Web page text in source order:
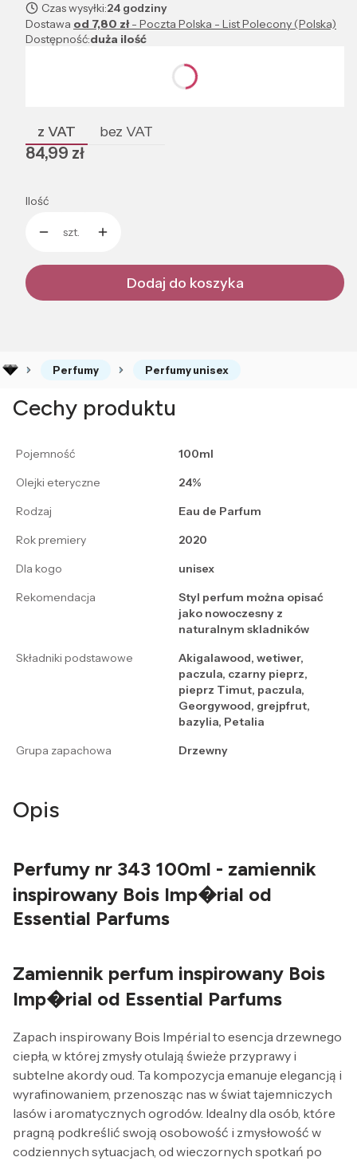
Czas wysyłki:24 godziny
Dostawa od 7,80 zł- Poczta Polska - List Polecony (Polska)
Dostępność:duża ilość
Poszczególne warianty mogą różnić się ceną
z VAT bez VAT
Cena
84,99 zł
Ilość
szt.
Dodaj do koszyka
Perfumy Perfumy unisex
Cechy produktu
Pojemność
100ml
Olejki eteryczne
24%
Rodzaj
Eau de Parfum
Rok premiery
2020
Dla kogo
unisex
Rekomendacja
Styl perfum można opisać
jako nowoczesny z
naturalnym skladników
Składniki podstawowe
Akigalawood, wetiwer,
paczula, czarny pieprz,
pieprz Timut, paczula,
Georgywood, grejpfrut,
bazylia, Petalia
Grupa zapachowa
Drzewny
Opis
Perfumy nr 343 100ml - zamiennik
inspirowany Bois Imp�rial od
Essential Parfums
Zamiennik perfum inspirowany Bois
Imp�rial od Essential Parfums
Zapach inspirowany Bois Impérial to esencja drzewnego
ciepła, w której zmysły otulają świeże przyprawy i
subtelne akordy oud. Ta kompozycja emanuje elegancją i
wyrafinowaniem, przenosząc nas w świat tajemniczych
lasów i aromatycznych ogrodów. Idealny dla osób, które
pragną podkreślić swoją osobowość i zmysłowość w
codziennych sytuacjach, od wieczornych spotkań po